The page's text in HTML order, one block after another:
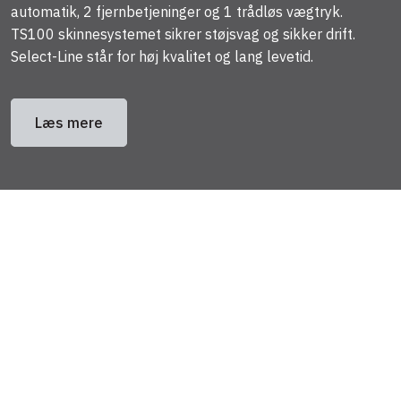
automatik, 2 fjernbetjeninger og 1 trådløs vægtryk.
TS100 skinnesystemet sikrer støjsvag og sikker drift.
Select-Line står for høj kvalitet og lang levetid.
Læs mere